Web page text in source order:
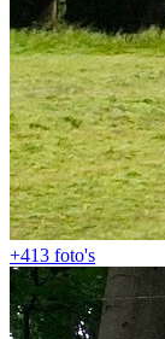
+413 foto's